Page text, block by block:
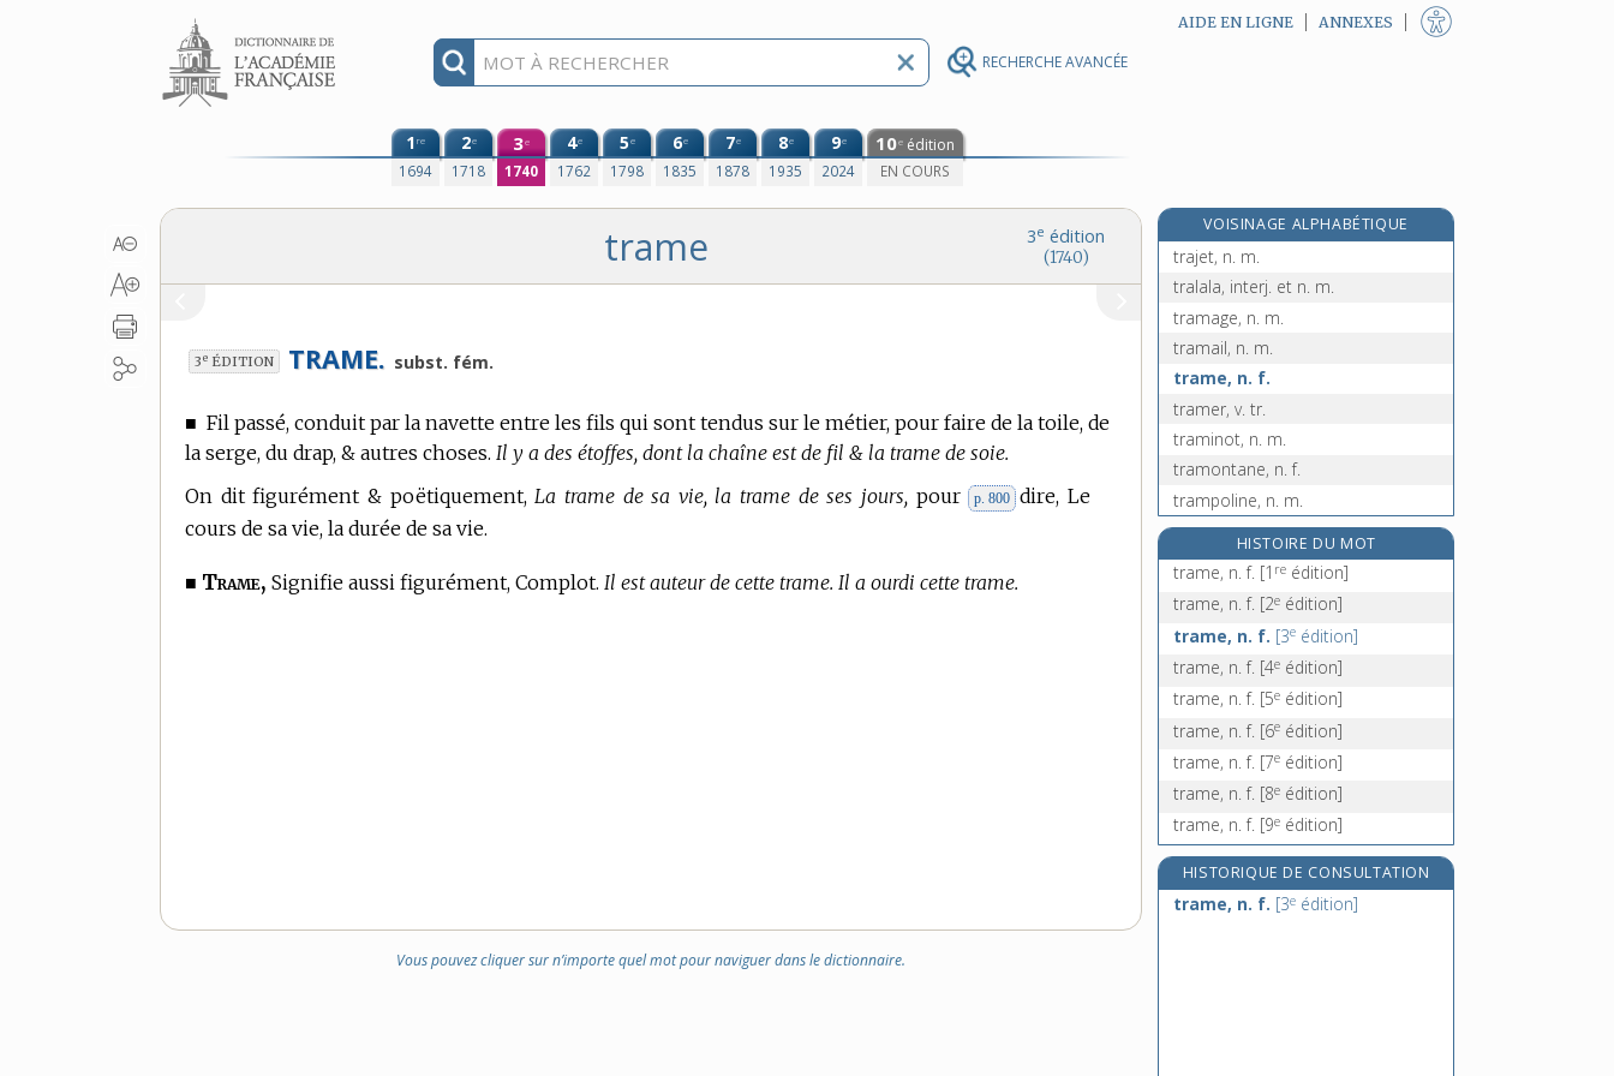
RECHERCHE AVANCÉE
Aller au contenu AIDE EN LIGNE ANNEXES
1re
1694
2e
1718
3e
1740
4e
1762
5e
1798
6e
1835
7e
1878
8e
1935
9e
2024
10e édition
EN COURS
3e édition
(1740)
trame
3e ÉDITION TRAME. subst. fém.
■Fil passé, conduit par la navette entre les fils qui sont tendus sur le métier, pour faire de la toile, de
la serge, du drap, & autres choses. Il y a des étoffes, dont la chaîne est de fil & la trame de soie.
On dit figurément & poëtiquement, La trame de sa vie, la trame de ses jours, pour p. 800 dire, Le
cours de sa vie, la durée de sa vie.
■ Trame, Signifie aussi figurément, Complot. Il est auteur de cette trame. Il a ourdi cette trame.
Vous pouvez cliquer sur n’importe quel mot pour naviguer dans le dictionnaire.
VOISINAGE ALPHABÉTIQUE
trajectoire, n. f.
trajet, n. m.
tralala, interj. et n. m.
tramage, n. m.
tramail, n. m.
trame, n. f.
tramer, v. tr.
traminot, n. m.
tramontane, n. f.
trampoline, n. m.
tramway, n. m.
tranchage, n. m.
tranché, -ée, adj.
HISTOIRE DU MOT
trame, n. f. [1 re édition]
trame, n. f. [2e édition]
trame, n. f. [3e édition]
trame, n. f. [4e édition]
trame, n. f. [5e édition]
trame, n. f. [6e édition]
trame, n. f. [7e édition]
trame, n. f. [8e édition]
trame, n. f. [9e édition]
HISTORIQUE DE CONSULTATION
trame, n. f. [3e édition]